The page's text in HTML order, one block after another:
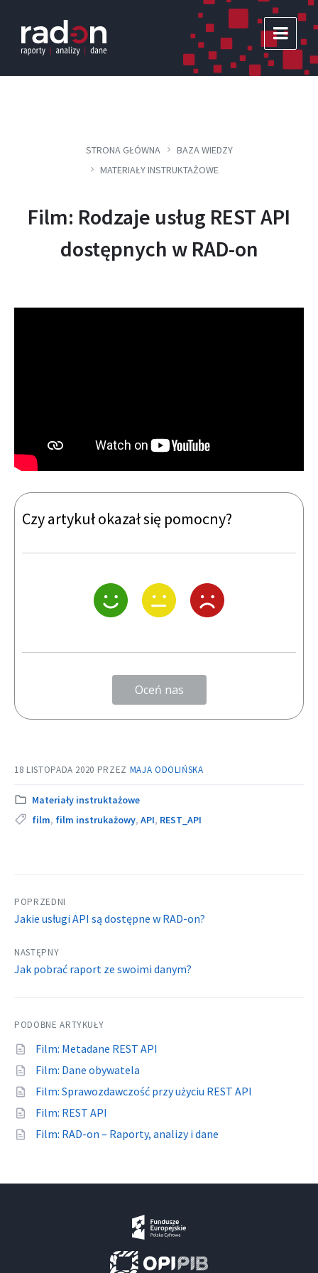
content
main
navigation
footer
STRONA GŁÓWNA
BAZA WIEDZY
MATERIAŁY INSTRUKTAŻOWE
Film: Rodzaje usług REST API
dostępnych w RAD-on
Czy artykuł okazał się pomocny?
Oceń nas
18 LISTOPADA 2020 PRZEZ MAJA ODOLIŃSKA
Kategoria:
Materiały instruktażowe
Tags:
film, film instrukażowy, API, REST_API
POPRZEDNI
Jakie usługi API są dostępne w RAD-on?
NASTĘPNY
Jak pobrać raport ze swoimi danym?
PODOBNE ARTYKUŁY
Film: Metadane REST API
Film: Dane obywatela
Film: Sprawozdawczość przy użyciu REST API
Film: REST API
Film: RAD-on – Raporty, analizy i dane